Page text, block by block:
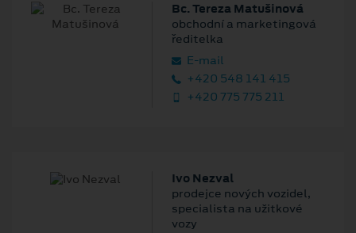
Bc. Tereza Matušinová
obchodní a marketingová
ředitelka
E‑mail
+420 548 141 415
+420 775 775 211
Ivo Nezval
prodejce nových vozidel,
specialista na užitkové
vozy